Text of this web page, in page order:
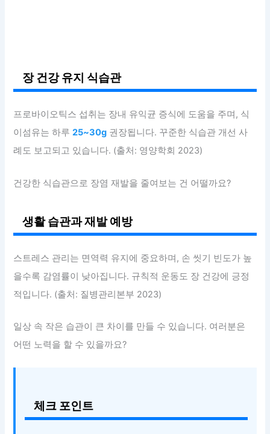
장 건강 유지 식습관
프로바이오틱스 섭취는 장내 유익균 증식에 도움을 주며, 식
이섬유는 하루25~30g 권장됩니다. 꾸준한 식습관 개선 사
례도 보고되고 있습니다. (출처: 영양학회 2023)
건강한 식습관으로 장염 재발을 줄여보는 건 어떨까요?
생활 습관과 재발 예방
스트레스 관리는 면역력 유지에 중요하며, 손 씻기 빈도가 높
을수록 감염률이 낮아집니다. 규칙적 운동도 장 건강에 긍정
적입니다. (출처: 질병관리본부 2023)
일상 속 작은 습관이 큰 차이를 만들 수 있습니다. 여러분은
어떤 노력을 할 수 있을까요?
체크 포인트